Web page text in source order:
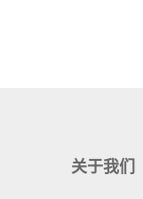
关于我们